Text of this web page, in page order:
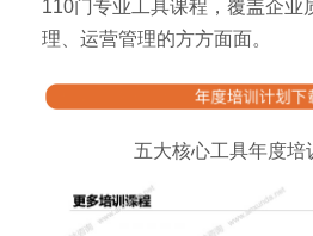
110门专业工具课程，覆盖企业
理、运营管理的方方面面。
五大核心工具年度培